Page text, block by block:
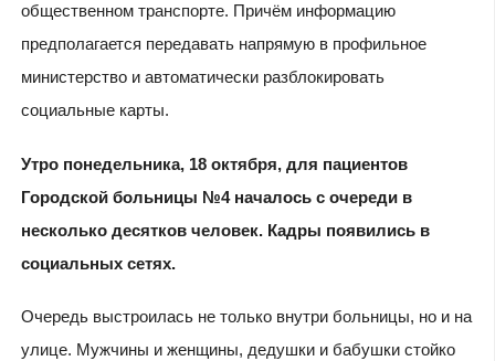
общественном транспорте. Причём информацию
предполагается передавать напрямую в профильное
министерство и автоматически разблокировать
социальные карты.
Утро понедельника, 18 октября, для пациентов
Городской больницы №4 началось с очереди в
несколько десятков человек. Кадры появились в
социальных сетях.
Очередь выстроилась не только внутри больницы, но и на
улице. Мужчины и женщины, дедушки и бабушки стойко